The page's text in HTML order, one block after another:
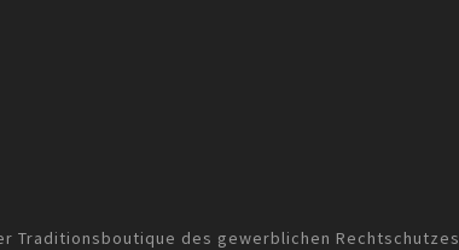
Traditionsboutique des gewerblichen Rechtschutzes